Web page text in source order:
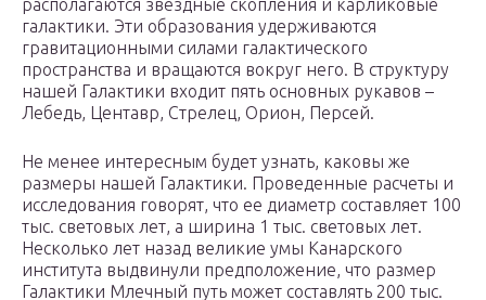
располагаются звездные скопления и карликовые
галактики. Эти образования удерживаются
гравитационными силами галактического
пространства и вращаются вокруг него. В структуру
нашей Галактики входит пять основных рукавов –
Лебедь, Центавр, Стрелец, Орион, Персей.
Не менее интересным будет узнать, каковы же
размеры нашей Галактики. Проведенные расчеты и
исследования говорят, что ее диаметр составляет 100
тыс. световых лет, а ширина 1 тыс. световых лет.
Несколько лет назад великие умы Канарского
института выдвинули предположение, что размер
Галактики Млечный путь может составлять 200 тыс.